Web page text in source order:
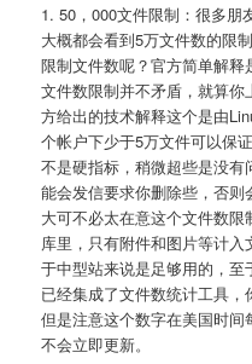
1. 50，000文件限制：很多朋
大概都会看到5万文件数的限
限制文件数呢？官方简单解
文件数限制并不矛盾，就算
方给出的技术解释这个是由
个帐户下少于5万文件可以保
不是硬指标，稍微超些是没
能会发信要求你删除些，否
大可不必太在意这个文件数
库里，只有附件和图片等计
于中型站来说是足够用的，
已经集成了文件数统计工具，
但是注意这个数字在美国时
不会立即更新。